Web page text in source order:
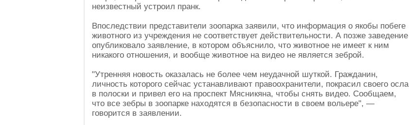
неизвестный устроил пранк.
Впоследствии представители зоопарка заявили, что информация о якобы побеге
животного из учреждения не соответствует действительности. А позже заведение
опубликовало заявление, в котором объяснило, что животное не имеет к ним
никакого отношения, и вообще животное на видео не является зеброй.
"Утренняя новость оказалась не более чем неудачной шуткой. Гражданин,
личность которого сейчас устанавливают правоохранители, покрасил своего осла
в полоски и привел его на проспект Мясникяна, чтобы снять видео. Сообщаем,
что все зебры в зоопарке находятся в безопасности в своем вольере", —
говорится в заявлении.